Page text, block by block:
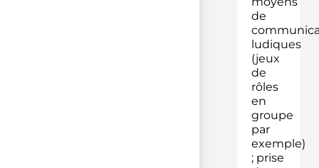
de
ludiques
(jeux
de
rôles
en
groupe
par
exemple)
; prise